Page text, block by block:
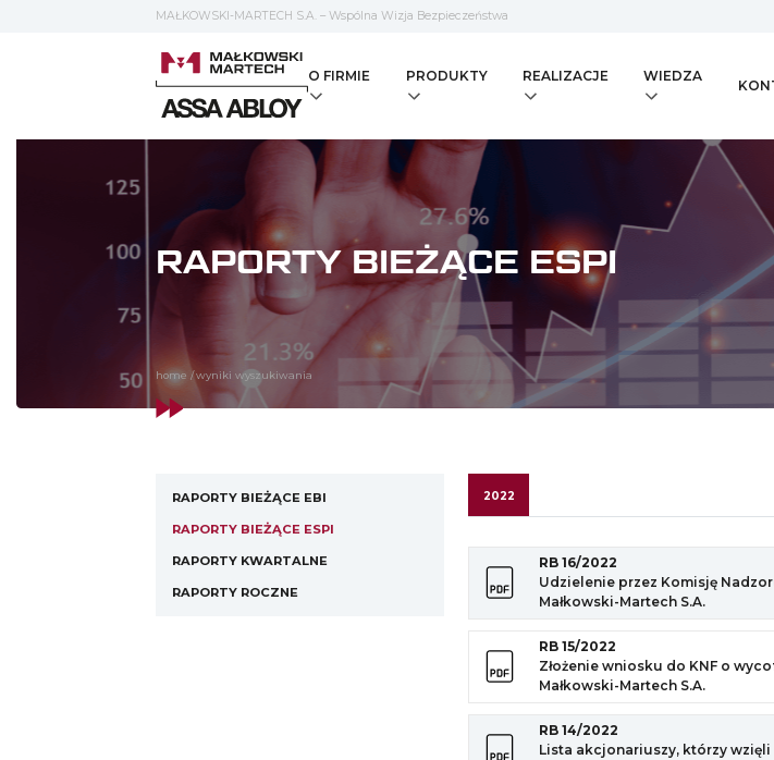
MAŁKOWSKI-MARTECH S.A. – Wspólna Wizja Bezpieczeństwa
O FIRMIE PRODUKTY REALIZACJE WIEDZA
RAPORTY BIEŻĄCE ESPI
home / wyniki wyszukiwania
RAPORTY BIEŻĄCE EBI
RAPORTY BIEŻĄCE ESPI
RAPORTY KWARTALNE
RAPORTY ROCZNE
2022
RB 16/2022
Udzielenie przez Komisję
Małkowski-Martech S.A.
RB 15/2022
Złożenie wniosku do KNF o
Małkowski-Martech S.A.
RB 14/2022
Lista akcjonariuszy, którzy